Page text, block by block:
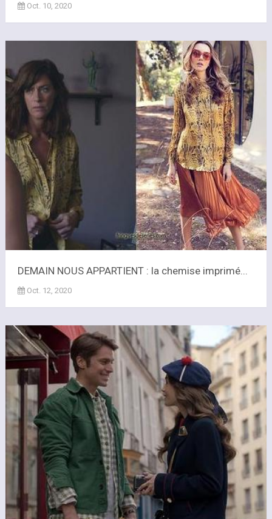
Oct. 10, 2020
DEMAIN NOUS APPARTIENT : la chemise imprimé...
Oct. 12, 2020